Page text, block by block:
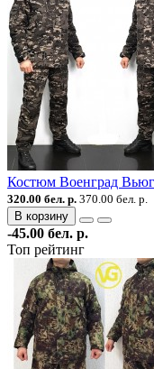
Костюм Военград
320.00 бел. р. 370.00 бел. р.
В корзину
-45.00 бел. р.
Топ рейтинг